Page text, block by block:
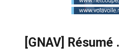
[GNAV]